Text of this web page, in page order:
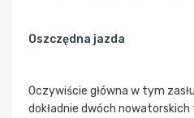
Oszczędna jazda
Oczywiście główna w tym
dokładnie dwóch